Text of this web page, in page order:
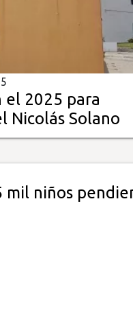
el 2025 para
Nicolás Solano
mil niños